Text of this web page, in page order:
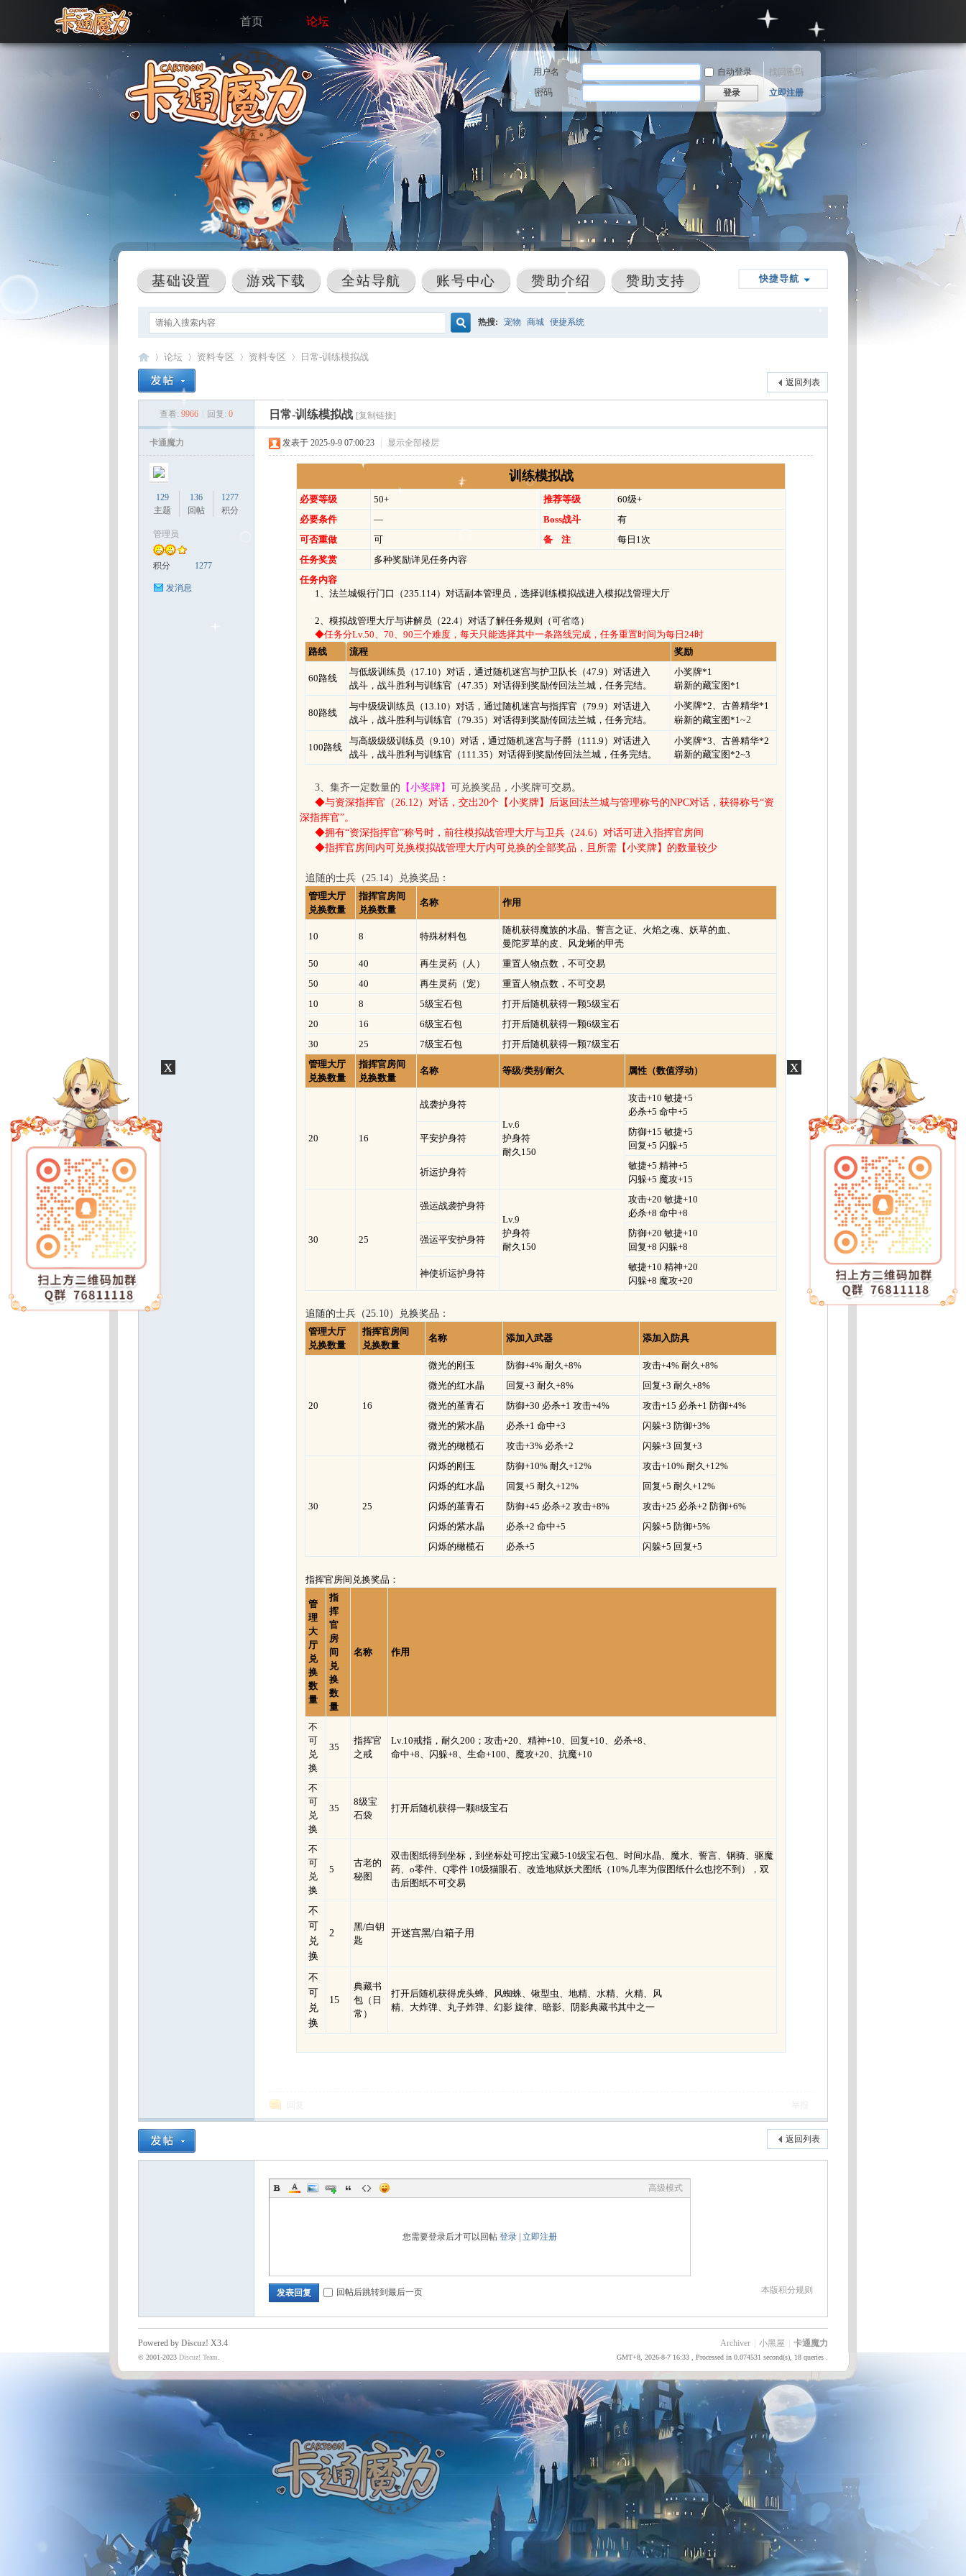
首页 论坛
用户名 自动登录 找回密码
密码 登录 立即注册
快捷导航
基础设置 游戏下载 全站导航 账号中心 赞助介绍 赞助支持
热搜: 宠物 商城 便捷系统
论坛
›
资料专区 资料专区
›
日常-训练模拟战
返回列表
查看: 9966 回复: 0 日常-训练模拟战 [复制链接]
卡通魔力
129
主题
136
回帖
1277
积分
管理员
积分 1277
发消息
发表于 2025-9-9 07:00:23 显示全部楼层
训练模拟战
必要等级 50+ 推荐等级
60级+
必要条件
— Boss战斗
有
可否重做
可 备 注
每日1次
任务奖赏
多种奖励详见任务内容
任务内容
1、法兰城银行门口（235.114）对话副本管理员，选择训练模拟战进入模拟战管理大厅
2、模拟战管理大厅与讲解员（22.4）对话了解任务规则（可省略）
◆任务分Lv.50、70、90三个难度，每天只能选择其中一条路线完成，任务重置时间为每日24时
路线
流程 奖励
60路线
与低级训练员（17.10）对话，通过随机迷宫与护卫队长（47.9） 对话进入
战斗， 战斗胜利与训练官（47.35）对话得到奖励传回法兰城， 任务完结。
小奖牌*1
崭新的藏宝图*1
80路线
与中级级训练员（13.10）对话，通过随机迷宫与指挥官（79.9）对话进入
战斗， 战斗胜利与训练官（79.35）对话得到奖励传回法兰城， 任务完结。
小奖牌*2、古兽精华*1
崭新的藏宝图*1~2
100路线
与高级级级训练员（9.10）对话，通过随机迷宫与子爵（111.9）对话进入
战斗， 战斗胜利与训练官（111.35）对话得到奖励传回法兰城， 任务完结。
小奖牌*3、古兽精华*2
崭新的藏宝图*2~3
3、集齐一定数量的 【小奖牌】 可兑换奖品，小奖牌可交易。
◆与资深指挥官（26.12）对话，交出20个【小奖牌】后返回法兰城与管理称号的NPC对话，获得称号“资
深指挥官”。
◆拥有“资深指挥官”称号时，前往模拟战管理大厅与卫兵（24.6）对话可进入指挥官房间
◆指挥官房间内可兑换模拟战管理大厅内可兑换的全部奖品，且所需【小奖牌】的数量较少
追随的士兵（25.14）兑换奖品：
管理大厅
兑换数量
指挥官房间
兑换数量
名称 作用
10 8 特殊材料包
随机获得魔族的水晶、誓言之证、火焰之魂、妖草的血、
曼陀罗草的皮、风龙蜥的甲壳
50
40 再生灵药（人）
重置人物点数，不可交易
50
40 再生灵药（宠）
重置人物点数，不可交易
10
8 5级宝石包
打开后随机获得一颗5级宝石
20
16 6级宝石包
打开后随机获得一颗6级宝石
30
25 7级宝石包
打开后随机获得一颗7级宝石
管理大厅
兑换数量
指挥官房间
兑换数量
名称 等级/类别 /耐久 属性（数值浮动）
20 16
战袭护身符
Lv.6
护身符
耐久150
攻击+10 敏捷+5
必杀+5 命中+5
平安护身符
防御+15 敏捷+5
回复+5 闪躲+5
祈运护身符
敏捷+5 精神+5
闪躲+5 魔攻+15
30 25
强运战袭护身符
Lv.9
护身符
耐久150
攻击+20 敏捷+10
必杀+8 命中+8
强运平安护身符
防御+20 敏捷+10
回复+8 闪躲+8
神使祈运护身符
敏捷+10 精神+20
闪躲+8 魔攻+20
追随的士兵（25.10）兑换奖品：
管理大厅
兑换数量
指挥官房间
兑换数量
名称 添加入武器 添加入防具
20 16
微光的刚玉 防御+4% 耐久+8%
攻击+4% 耐久+8%
微光的红水晶
回复+3 耐久+8%
回复+3 耐久+8%
微光的堇青石
防御+30 必杀+1 攻击+4%
攻击+15 必杀+1 防御+4%
微光的紫水晶
必杀+1 命中+3
闪躲+3 防御+3%
微光的橄榄石
攻击+3% 必杀+2 闪躲+3 回复+3
30 25
闪烁的刚玉 防御+10% 耐久+12%
攻击+10% 耐久+12%
闪烁的红水晶
回复+5 耐久+12%
回复+5 耐久+12%
闪烁的堇青石
防御+45 必杀+2 攻击+8%
攻击+25 必杀+2 防御+6%
闪烁的紫水晶
必杀+2 命中+5
闪躲+5 防御+5%
闪烁的橄榄石
必杀+5 闪躲+5 回复+5
指挥官房间兑换奖品：
管
理
大
厅
兑
换
数
量
指
挥
官
房
间
兑
换
数
量
名称 作用
不
可
兑
换
35
指挥官
之戒
Lv.10戒指，耐久200；攻击+20、精神+10、回复+10、必杀+8、
命中+8、闪躲+8、生命+100、魔攻+20、抗魔+10
不
可
兑
换
35
8级宝
石袋
打开后随机获得一颗8级宝石
不
可
兑
换
5
古老的
秘图
双击图纸得到坐标，到坐标处可挖出宝藏5-10级宝石包、时间水晶、魔水、誓言、钢骑、驱魔
药、o零件、Q零件 10级猫眼石、改造地狱妖犬图纸（10%几率为假图纸什么也挖不到），双
击后图纸不可交易
不
可
兑
换
2
黑/白钥
匙
开迷宫黑/白箱子用
不
可
兑
换
15
典藏书
包（日
常）
打开后随机获得虎头蜂、风蜘蛛、锹型虫、地精、水精、火精、风
精、大炸弹、丸子炸弹、幻影 旋律、暗影、阴影典藏书其中之一
返回列表
高级模式
您需要登录后才可以回帖 登录 立即注册
本版积分规则
发表回复 回帖后跳转到最后一页
Archiver 小黑屋 卡通魔力
GMT+8, 2026-8-7 16:33 , Processed in 0.074531 second(s), 18 queries .
Powered by Discuz! X3.4
© 2001-2023 Discuz! Team
x x